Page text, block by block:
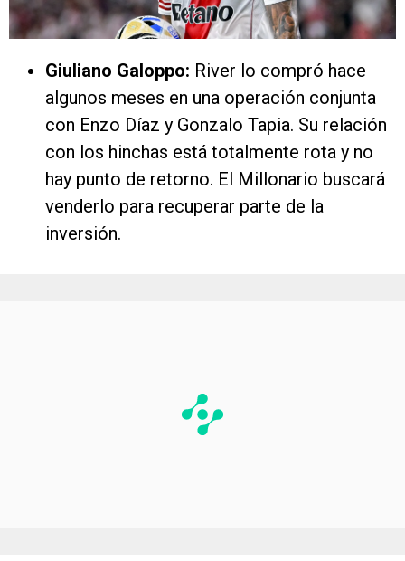
Giuliano Galoppo: River lo compró hace
algunos meses en una operación conjunta
con Enzo Díaz y Gonzalo Tapia. Su relación
con los hinchas está totalmente rota y no
hay punto de retorno. El Millonario buscará
venderlo para recuperar parte de la
inversión.